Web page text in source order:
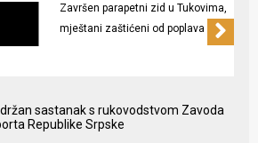
Završen parapetni zid u Tukovima,
mještani zaštićeni od poplava